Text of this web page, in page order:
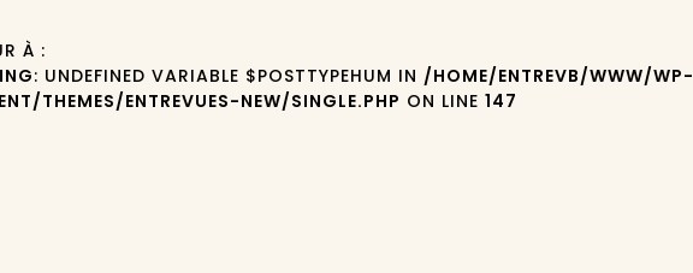
À :
: UNDEFINED VARIABLE $POSTTYPEHUM IN /HOME/ENTREVB/WWW/WP-
THEMES/ENTREVUES-NEW/SINGLE.PHP ON LINE147